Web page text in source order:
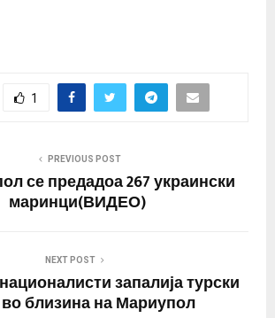
1
PREVIOUS POST
се предадоа 267 украински
маринци(ВИДЕО)
NEXT POST
запалија турски
близина на Мариупол